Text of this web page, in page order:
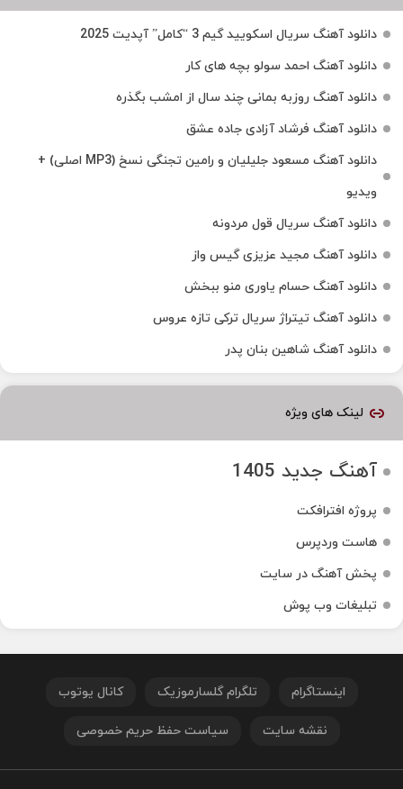
دانلود آهنگ سریال اسکویید گیم 3 “کامل” آپدیت 2025
دانلود آهنگ احمد سولو بچه های کار
دانلود آهنگ روزبه بمانی چند سال از امشب بگذره
دانلود آهنگ فرشاد آزادی جاده عشق
دانلود آهنگ مسعود جلیلیان و رامین تجنگی نسخ (MP3 اصلی) +
ویدیو
دانلود آهنگ سریال قول مردونه
دانلود آهنگ مجید عزیزی گیس واز
دانلود آهنگ حسام یاوری منو ببخش
دانلود آهنگ تیتراژ سریال ترکی تازه عروس
دانلود آهنگ شاهین بنان پدر
لینک های ویژه
آهنگ جدید 1405
پروژه افترافکت
هاست وردپرس
پخش آهنگ در سایت
تبلیغات وب پوش
اینستاگرام تلگرام گلسارموزیک کانال یوتوب
نقشه سایت سیاست حفظ حریم خصوصی